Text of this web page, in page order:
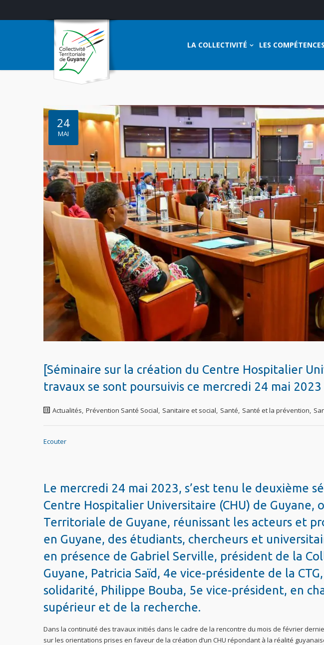
LA COLLECTIVITÉ LES COMPÉTENCES
24
MAI
[Séminaire sur la création du Centre Hospitalier
travaux se sont poursuivis ce mercredi 24 mai 2023
Actualités, Prévention Santé Social, Sanitaire et social, Santé, Santé et la prévention,
Ecouter
Le mercredi 24 mai 2023, s’est tenu le deuxième
Centre Hospitalier Universitaire (CHU) de Guyane,
Territoriale de Guyane, réunissant les acteurs et
en Guyane, des étudiants, chercheurs et
en présence de Gabriel Serville, président de la
Guyane, Patricia Saïd, 4e vice-présidente de la
solidarité, Philippe Bouba, 5e vice-président, en
supérieur et de la recherche.
Dans la continuité des travaux initiés dans le cadre de la rencontre du mois de février
sur les orientations prises en faveur de la création d’un CHU répondant à la réalité